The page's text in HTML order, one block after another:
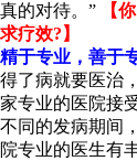
真的对待。”
【
求疗效?】
精于专业，善于
得了病就要医治
家专业的医院接
不同的发病期间
院专业的医生有